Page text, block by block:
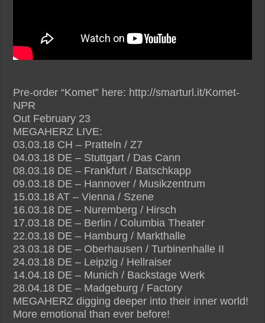
Pre-order “Komet” here: http://smarturl.it/Komet-
NPR
Out February 23
MEGAHERZ LIVE:
03.03.18 CH – Pratteln / Z7
04.03.18 DE – Stuttgart / Das Cann
08.03.18 DE – Frankfurt / Batschkapp
09.03.18 DE – Hannover / Musikzentrum
15.03.18 AT – Vienna / Szene
16.03.18 DE – Nuremberg / Hirsch
17.03.18 DE – Berlin / Columbia Theater
22.03.18 DE – Hamburg / Markthalle
23.03.18 DE – Oberhausen / Turbinenhalle II
24.03.18 DE – Leipzig / Hellraiser
14.04.18 DE – Munich / Backstage Werk
28.04.18 DE – Madgeburg / Factory
MEGAHERZ digging deeper into their inner world!
More emotional than ever before!